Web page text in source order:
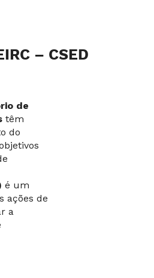
– CSED
de
têm
do
é um
ações de
a